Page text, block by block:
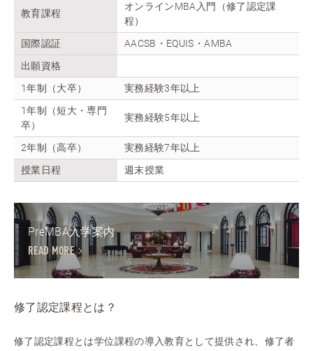
教育課程
オンラインMBA入門（修了認定課
程）
国際認証
AACSB・EQUIS・AMBA
出願資格
1年制（大卒）
実務経験3年以上
1年制（短大・専門
卒）
実務経験5年以上
2年制（高卒）
実務経験7年以上
授業日程
週末授業
PreMBA入学案内
READ MORE
修了認定課程とは？
修了認定課程とは学位課程の導入教育として提供され、修了者